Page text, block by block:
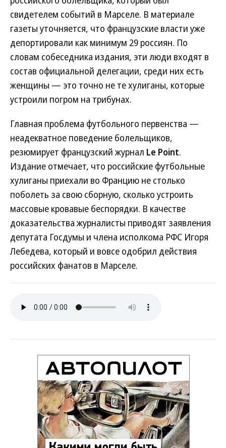
свидетелем событий в Марселе. В материале
газеты уточняется, что французские власти уже
депортировали как минимум 29 россиян. По
словам собеседника издания, эти люди входят в
состав официальной делегации, среди них есть
женщины — это точно не те хулиганы, которые
устроили погром на трибунах.
Главная проблема футбольного первенства —
неадекватное поведение болельщиков,
резюмирует французский журнал Le Point.
Издание отмечает, что российские футбольные
хулиганы приехали во Францию не столько
поболеть за свою сборную, сколько устроить
массовые кровавые беспорядки. В качестве
доказательства журналисты приводят заявления
депутата Госдумы и члена исполкома РФС Игоря
Лебедева, который и вовсе одобрил действия
российских фанатов в Марселе.